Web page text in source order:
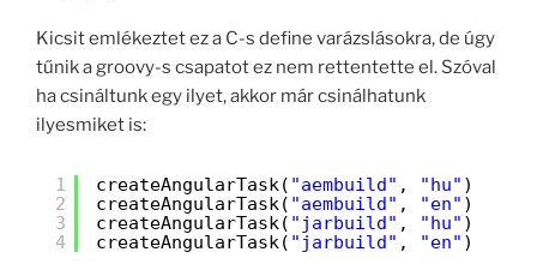
Kicsit emlékeztet ez a C-s define varázslásokra, de úgy
tűnik a groovy-s csapatot ez nem rettentette el. Szóval
ha csináltunk egy ilyet, akkor már csinálhatunk
ilyesmiket is:
1
2
3
4
createAngularTask( "aembuild" , "hu" )
createAngularTask( "aembuild" , "en" )
createAngularTask( "jarbuild" , "hu" )
createAngularTask( "jarbuild" , "en" )